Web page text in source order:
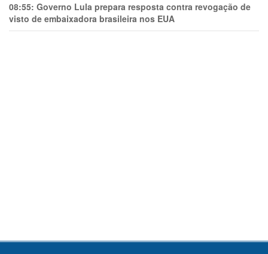
08:55: Governo Lula prepara resposta contra revogação de
visto de embaixadora brasileira nos EUA